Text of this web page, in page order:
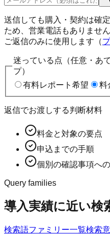
送信しても購入・契約は確
ため、営業電話もありませ
ご返信のみに使用します（
迷っている点（任意・あ
プ）
有料レポート希望
料
返信でお渡しする判断材料
料金と対象の要点
申込までの手順
個別の確認事項へ
Query families
導入実績に近い検
検索語ファミリー一覧検索